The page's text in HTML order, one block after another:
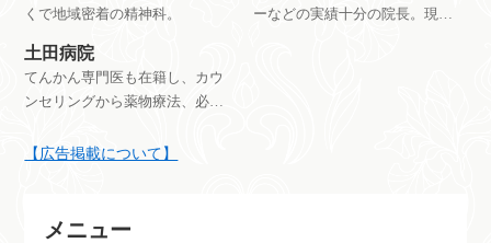
くで地域密着の精神科。
ーなどの実績十分の院長。現
土田病院
てんかん専門医も在籍し、カウ
ンセリングから薬物療法、必要
ームのコーディネートも含めた
【広告掲載について】
メニュー